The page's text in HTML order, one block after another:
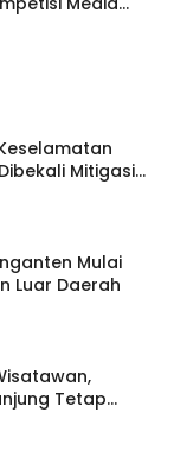
Internasional
Mitigasi
Mulai
Luar Daerah
Tetap